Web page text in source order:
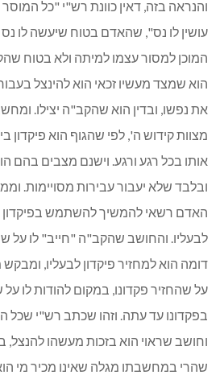
והנראה בזה, דאין כוונת רש"י "כל
עושין לו נס", שהאדם בטוח שיעשה לו
המוכן למסור עצמו למיתה ולא בטוח
הוא שמצד מעשיו זכאי הוא להינצל
את נפשו, ובדין הוא שהקב"ה יצילו.
מצוות קידוש ה', לפי שהגוף הוא
אותו בכל רגע ורגע. וישנם מצבים בהם
ובלבד שלא יעבור עבירות מסויימות.
האדם רשאי להמשיך להשתמש בפיקדון
לבעליו. והחושב שהקב"ה "חייב" לו על
דומה הוא למחזיר פיקדון לבעליו,
על שהחזיר פקדונו, במקום להודות לו
בפקדונו עד עתה. וזהו שכתב רש"י שכל
וחושב שראוי הוא בזכות מעשהו להנצל,
שהרי במחשבתו מגלה שאינו מכיר מי